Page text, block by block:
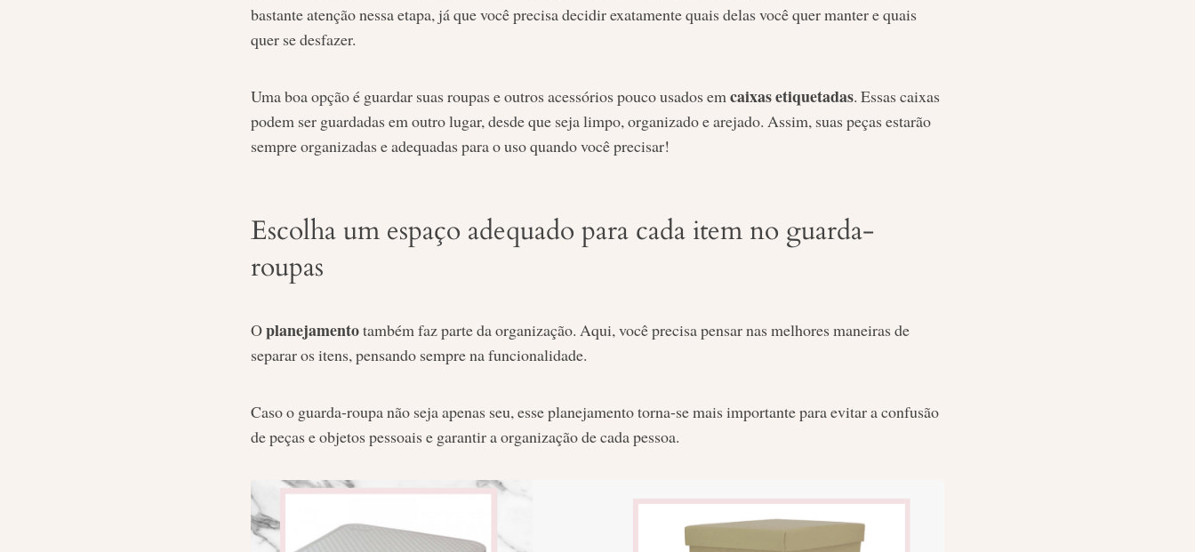
bastante atenção nessa etapa, já que você precisa decidir exatamente quais delas você quer manter e quais
quer se desfazer.
Uma boa opção é guardar suas roupas e outros acessórios pouco usados emcaixas etiquetadas. Essas caixas
podem ser guardadas em outro lugar, desde que seja limpo, organizado e arejado. Assim, suas peças estarão
sempre organizadas e adequadas para o uso quando você precisar!
Escolha um espaço adequado para cada item no guarda-
roupas
Oplanejamentotambém faz parte da organização. Aqui, você precisa pensar nas melhores maneiras de
separar os itens, pensando sempre na funcionalidade.
Caso o guarda-roupa não seja apenas seu, esse planejamento torna-se mais importante para evitar a confusão
de peças e objetos pessoais e garantir a organização de cada pessoa.